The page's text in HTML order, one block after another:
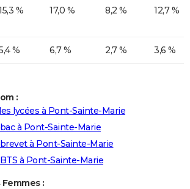
% 17,0 % 8,2 % 12,7 %
% 6,7 % 2,7 % 3,6 %
:
lycées à Pont-Sainte-Marie
à Pont-Sainte-Marie
à Pont-Sainte-Marie
à Pont-Sainte-Marie
: